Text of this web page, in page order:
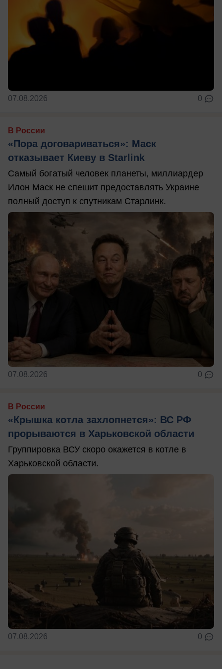
07.08.2026 0
В России
«Пора договариваться»: Маск
отказывает Киеву в Starlink
Самый богатый человек планеты, миллиардер
Илон Маск не спешит предоставлять Украине
полный доступ к спутникам Старлинк.
07.08.2026 0
В России
«Крышка котла захлопнется»: ВС РФ
прорываются в Харьковской области
Группировка ВСУ скоро окажется в котле в
Харьковской области.
07.08.2026 0